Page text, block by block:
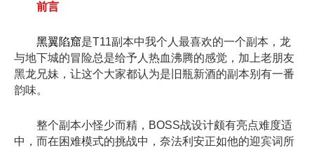
前言
黑翼陷窟是T11副本中我个人最喜欢的一个副本，龙
与地下城的冒险总是给予人热血沸腾的感觉，加上老朋友
黑龙兄妹，让这个大家都认为是旧瓶新酒的副本别有一番
韵味。
整个副本小怪少而精，BOSS战设计颇有亮点难度适
中，而在困难模式的挑战中，奈法利安正如他的迎宾词所